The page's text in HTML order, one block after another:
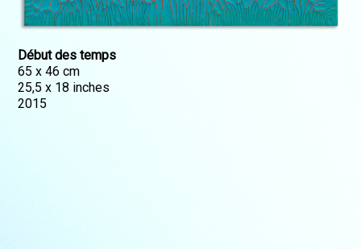
Début des temps
65 x 46 cm
25,5 x 18 inches
2015